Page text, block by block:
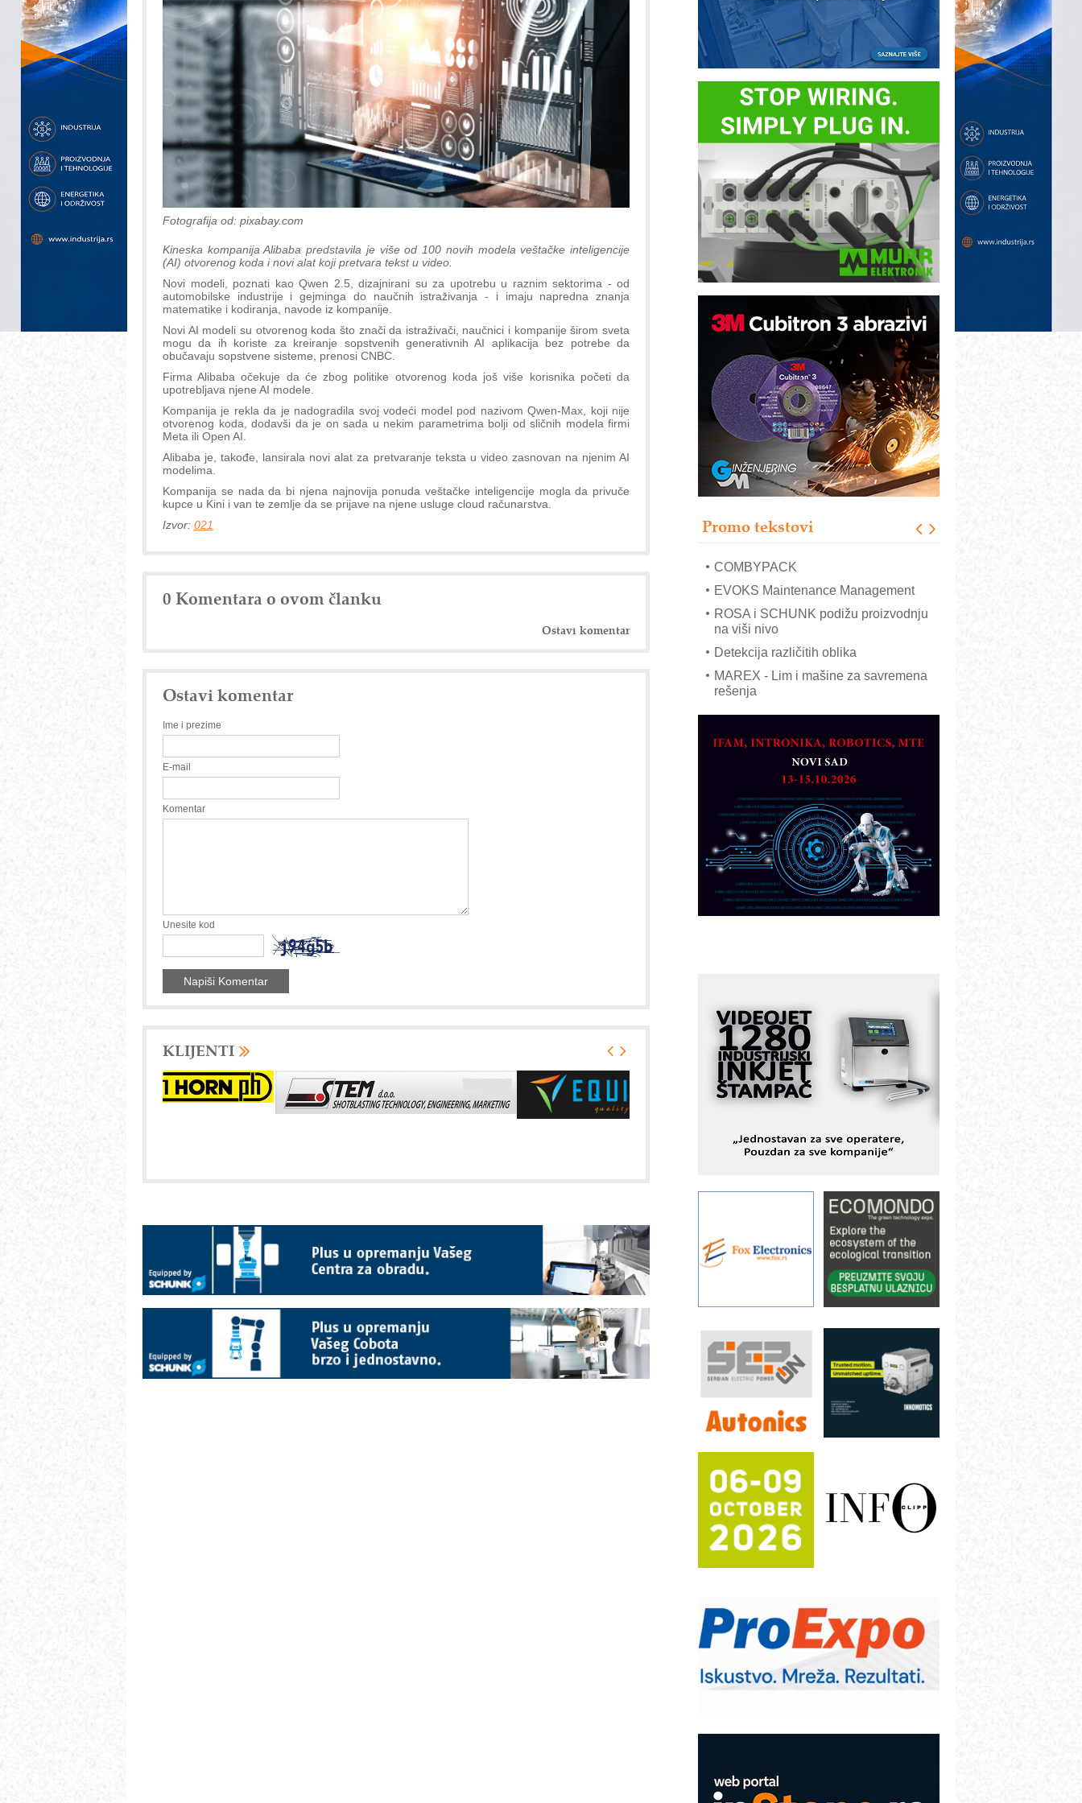
Fotografija od: pixabay.com
Kineska kompanija Alibaba predstavila je više od 100 novih modela veštačke inteligencije
(AI) otvorenog koda i novi alat koji pretvara tekst u video.
Novi modeli, poznati kao Qwen 2.5, dizajnirani su za upotrebu u raznim sektorima - od
automobilske industrije i gejminga do naučnih istraživanja - i imaju napredna znanja
matematike i kodiranja, navode iz kompanije.
Novi AI modeli su otvorenog koda što znači da istraživači, naučnici i kompanije širom sveta
mogu da ih koriste za kreiranje sopstvenih generativnih AI aplikacija bez potrebe da
obučavaju sopstvene sisteme, prenosi CNBC.
Firma Alibaba očekuje da će zbog politike otvorenog koda još više korisnika početi da
upotrebljava njene AI modele.
Kompanija je rekla da je nadogradila svoj vodeći model pod nazivom Qwen-Max, koji nije
otvorenog koda, dodavši da je on sada u nekim parametrima bolji od sličnih modela firmi
Meta ili Open AI.
Alibaba je, takođe, lansirala novi alat za pretvaranje teksta u video zasnovan na njenim AI
modelima.
Kompanija se nada da bi njena najnovija ponuda veštačke inteligencije mogla da privuče
kupce u Kini i van te zemlje da se prijave na njene usluge cloud računarstva.
Izvor: 021
0 Komentara o ovom članku
Ostavi komentar
Ostavi komentar
Ime i prezime
E-mail
Komentar
Unesite kod
KLIJENTI
Promo tekstovi
Bezbednost na prvom mestu!
IB BLUMENAUER - više od 40 godina
poverenja u industriji
RMQ-TITAN ADVANCED INDICATOR
– Pametna signalizacija za efikasnije
upravljanje mašinama
Sigurnije ispitivanje transformatora u
solarnim elektranama i vetroparkovima
Pranje točkova na gradilištu- standard
modernog i odgovornog građenja
mrežnog pretvarača sa tečnim
COMBYPACK
EVOKS Maintenance Management
ROSA i SCHUNK podižu proizvodnju
na viši nivo
Detekcija različitih oblika
MAREX - Lim i mašine za savremena
rešenja
Marcom-plast d.o.o.- vaš pouzdan
CTO - Prilagodite svoju toplinsku
PLC AKYTEC
AUKOM: Svetski standard metrologije
dostupan u Srbiji
MOTOMAN – NEXT-Robotika vođena
veštačkom inteligencijom
I.SAFE MOBILE revolucioniše
savremene industrijske i logističke
objekte
Alba d.o.o. – 35 godina preciznosti u
metrologiji i pametnim dozirnim
rešenjima
IBeRTIM - oprema za ispitivanje
STAUFF – Komponente koje
povećavaju pouzdanost hidrauličkih
YAMADA pumpe – japanska
pouzdanost u transferu fluida
Filtration Group Industrial – Napredna
rešenja za filtraciju u hidrauličkim i
procesnim sistemima
RILINEX kompanije Rittal
automatizaciju
Efikasno upravljanje energijom
Automatizacija pakovanja · Display
Potpuna efikasnost bez složenih
sistema
Trajna oznaka kao dugoročna korist
Bezbednost na prvom mestu!
IB BLUMENAUER - više od 40 godina
poverenja u industriji
RMQ-TITAN ADVANCED INDICATOR
upravljanje mašinama
solarnim elektranama i vetroparkovima
Pranje točkova na gradilištu- standard
modernog i odgovornog građenja
Proizvodnja iC7 Hybrid 1500 VDC
mrežnog pretvarača sa tečnim
ROSA i SCHUNK podižu proizvodnju
na viši nivo